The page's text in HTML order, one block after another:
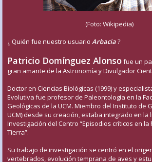
(Foto: Wikipedia)
¿ Quién fue nuestro usuario Arbacia?
Patricio Domínguez Alonso fue un
gran amante de la Astronomía y Divulgador
Doctor en Ciencias Biológicas (1999) y
Evolutiva fue profesor de Paleontología en la
Geológicas de la UCM. Miembro del Instituto de
UCM) desde su creación, estaba integrado en la
Investigación del Centro “Episodios críticos en la
Tierra”.
Su trabajo de investigación se centró en el
vertebrados, evolución temprana de aves y